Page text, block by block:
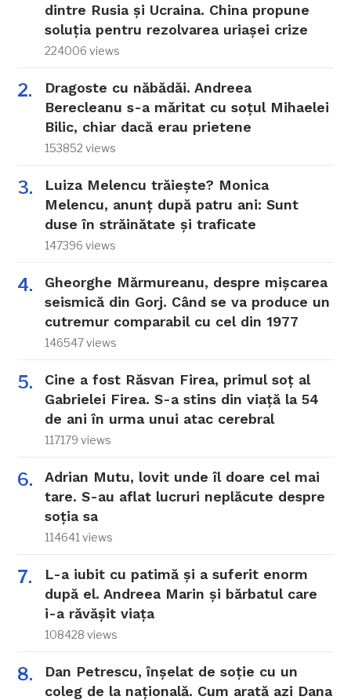
dintre Rusia și Ucraina. China propune
soluția pentru rezolvarea uriașei crize
224006 views
Dragoste cu năbădăi. Andreea
Berecleanu s-a măritat cu soțul Mihaelei
Bilic, chiar dacă erau prietene
153852 views
Luiza Melencu trăiește? Monica
Melencu, anunț după patru ani: Sunt
duse în străinătate și traficate
147396 views
Gheorghe Mărmureanu, despre mișcarea
seismică din Gorj. Când se va produce un
cutremur comparabil cu cel din 1977
146547 views
Cine a fost Răsvan Firea, primul soț al
Gabrielei Firea. S-a stins din viață la 54
de ani în urma unui atac cerebral
117179 views
Adrian Mutu, lovit unde îl doare cel mai
tare. S-au aflat lucruri neplăcute despre
soția sa
114641 views
L-a iubit cu patimă și a suferit enorm
după el. Andreea Marin și bărbatul care
i-a răvășit viața
108428 views
Dan Petrescu, înșelat de soție cu un
coleg de la națională. Cum arată azi Dana